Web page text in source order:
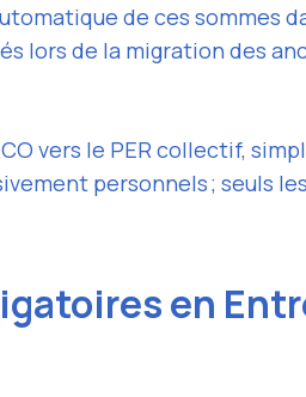
de ces sommes
de la migration des
vers le PER collectif,
personnels ; seuls
en